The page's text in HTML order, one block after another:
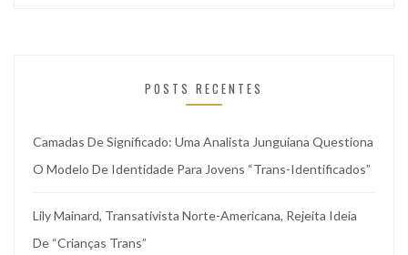
POSTS RECENTES
Camadas De Significado: Uma Analista Junguiana Questiona
O Modelo De Identidade Para Jovens “trans-Identificados”
Lily Mainard, Transativista Norte-Americana, Rejeita Ideia
De “crianças Trans”